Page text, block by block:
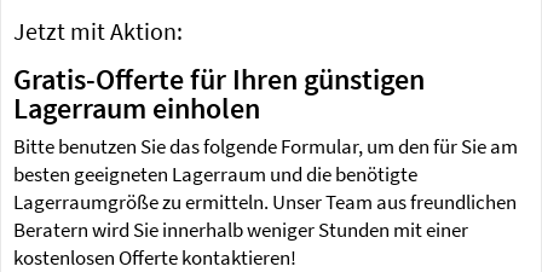
Jetzt mit Aktion:
Gratis-Offerte für Ihren günstigen
Lagerraum einholen
Bitte benutzen Sie das folgende Formular, um den für Sie am
besten geeigneten Lagerraum und die benötigte
Lagerraumgröße zu ermitteln. Unser Team aus freundlichen
Beratern wird Sie innerhalb weniger Stunden mit einer
kostenlosen Offerte kontaktieren!